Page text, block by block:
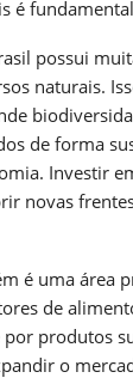
é
possui
naturais.
de forma
Investir
novas
é uma área
de
por produtos
o